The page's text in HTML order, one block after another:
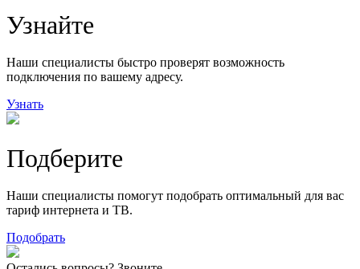
29
Узнайте
Наши специалисты быстро проверят возможность
подключения по вашему адресу.
Узнать
Подберите
Наши специалисты помогут подобрать оптимальный для вас
тариф интернета и ТВ.
Подобрать